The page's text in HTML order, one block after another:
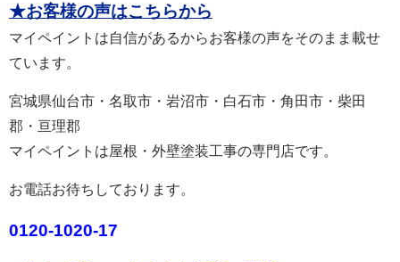
★お客様の声はこちらから
マイペイントは自信があるからお客様の声をそのまま載せ
ています。
宮城県仙台市・名取市・岩沼市・白石市・角田市・柴田
郡・亘理郡
マイペイントは屋根・外壁塗装工事の専門店です。
お電話お待ちしております。
0120-1020-17